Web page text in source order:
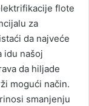
flote
za
da najveće
idu našoj
da hiljade
mogući način.
smanjenju